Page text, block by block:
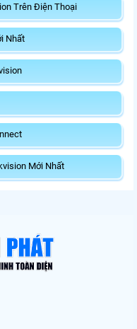
Trên Điện Thoại
Nhất
Mới Nhất